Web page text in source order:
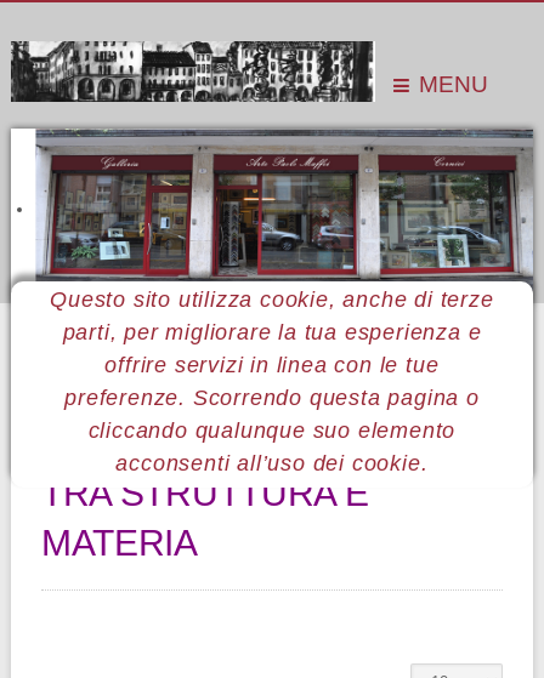
MENU
Questo sito utilizza cookie, anche di terze
parti, per migliorare la tua esperienza e
offrire servizi in linea con le tue
preferenze. Scorrendo questa pagina o
cliccando qualunque suo elemento
acconsenti all’uso dei cookie.
Sei qui: Home Le mostre Mostre 2009 Bruno Caraceni
13 Bruno Caraceni
TRA STRUTTURA E
MATERIA